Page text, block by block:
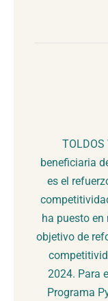
TOLDOS
beneficiaria
es el
ha puesto en
objetivo de
2024. Para
Programa